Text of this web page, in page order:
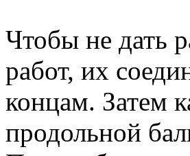
Чтобы не дать
работ, их
концам. Затем
продольной